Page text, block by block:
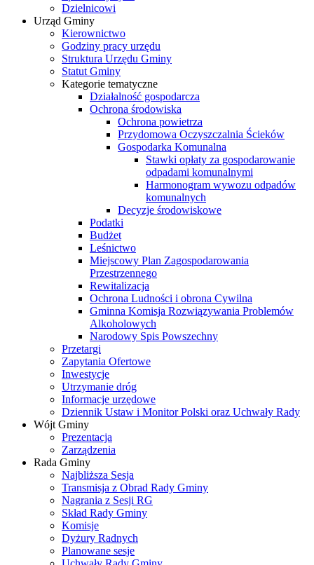
Dzielnicowi
Urząd Gminy
Kierownictwo
Godziny pracy urzędu
Struktura Urzędu Gminy
Statut Gminy
Kategorie tematyczne
Działalność gospodarcza
Ochrona środowiska
Ochrona powietrza
Przydomowa Oczyszczalnia Ścieków
Gospodarka Komunalna
Stawki opłaty za gospodarowanie
odpadami komunalnymi
Harmonogram wywozu odpadów
komunalnych
Decyzje środowiskowe
Podatki
Budżet
Leśnictwo
Miejscowy Plan Zagospodarowania
Przestrzennego
Rewitalizacja
Ochrona Ludności i obrona Cywilna
Gminna Komisja Rozwiązywania Problemów
Alkoholowych
Narodowy Spis Powszechny
Przetargi
Zapytania Ofertowe
Inwestycje
Utrzymanie dróg
Informacje urzędowe
Dziennik Ustaw i Monitor Polski oraz Uchwały Rady
Wójt Gminy
Prezentacja
Zarządzenia
Rada Gminy
Najbliższa Sesja
Transmisja z Obrad Rady Gminy
Nagrania z Sesji RG
Skład Rady Gminy
Komisje
Dyżury Radnych
Planowane sesje